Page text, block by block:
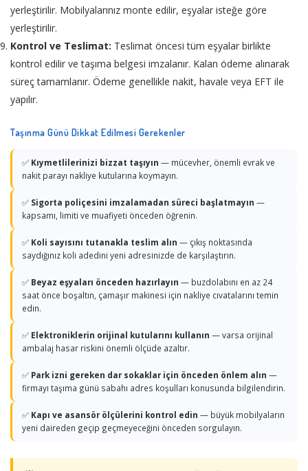
yerleştirilir. Mobilyalarınız monte edilir, eşyalar isteğe göre
yerleştirilir.
Kontrol ve Teslimat: Teslimat öncesi tüm eşyalar birlikte
kontrol edilir ve taşıma belgesi imzalanır. Kalan ödeme alınarak
süreç tamamlanır. Ödeme genellikle nakit, havale veya EFT ile
yapılır.
Taşınma Günü Dikkat Edilmesi Gerekenler
✅ Kıymetlilerinizi bizzat taşıyın — mücevher, önemli evrak ve
nakit parayı nakliye kutularına koymayın.
✅ Sigorta poliçesini imzalamadan süreci başlatmayın —
kapsamı, limiti ve muafiyeti önceden öğrenin.
✅ Koli sayısını tutanakla teslim alın — çıkış noktasında
saydığınız koli adedini yeni adresinizde de karşılaştırın.
✅ Beyaz eşyaları önceden hazırlayın — buzdolabını en az 24
saat önce boşaltın, çamaşır makinesi için nakliye cıvatalarını temin
edin.
✅ Elektroniklerin orijinal kutularını kullanın — varsa orijinal
ambalaj hasar riskini önemli ölçüde azaltır.
✅ Park izni gereken dar sokaklar için önceden önlem alın —
firmayı taşıma günü sabahı adres koşulları konusunda bilgilendirin.
✅ Kapı ve asansör ölçülerini kontrol edin — büyük mobilyaların
yeni daireden geçip geçmeyeceğini önceden sorgulayın.